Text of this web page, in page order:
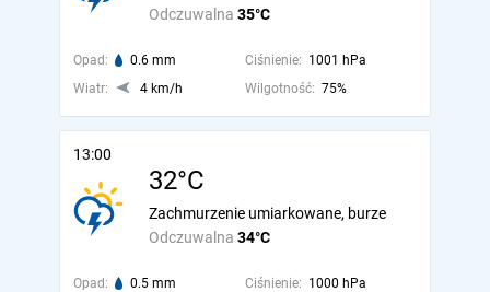
Odczuwalna 35°C
Opad: 0.6 mm Ciśnienie: 1001 hPa
Wiatr:
4 km/h Wilgotność: 75%
13:00
32°C
Odczuwalna 34°C
Zachmurzenie umiarkowane, burze
Opad: 0.5 mm Ciśnienie: 1000 hPa